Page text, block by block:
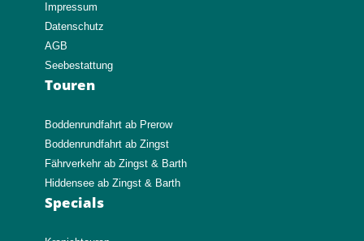
Impressum
Datenschutz
AGB
Seebestattung
Touren
Boddenrundfahrt ab Prerow
Boddenrundfahrt ab Zingst
Fährverkehr ab Zingst & Barth
Hiddensee ab Zingst & Barth
Specials